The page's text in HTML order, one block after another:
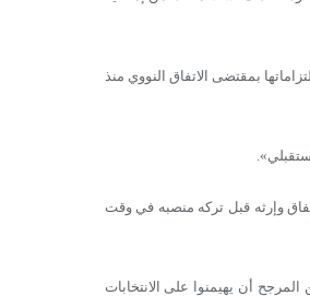
بمقتضى الاتفاق النووي منذ
وإرثه قبل تركه منصبه في وقت
أن يهيمنوا على الانتخابات